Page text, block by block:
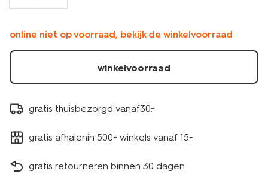
online niet op voorraad, bekijk de winkelvoorraad
winkelvoorraad
gratis thuisbezorgd vanaf30.-
gratis afhalenin 500+ winkels vanaf 15.-
gratis retourneren binnen 30 dagen